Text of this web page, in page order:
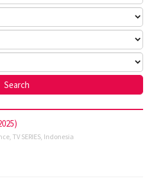
TV SERIES Indonesia